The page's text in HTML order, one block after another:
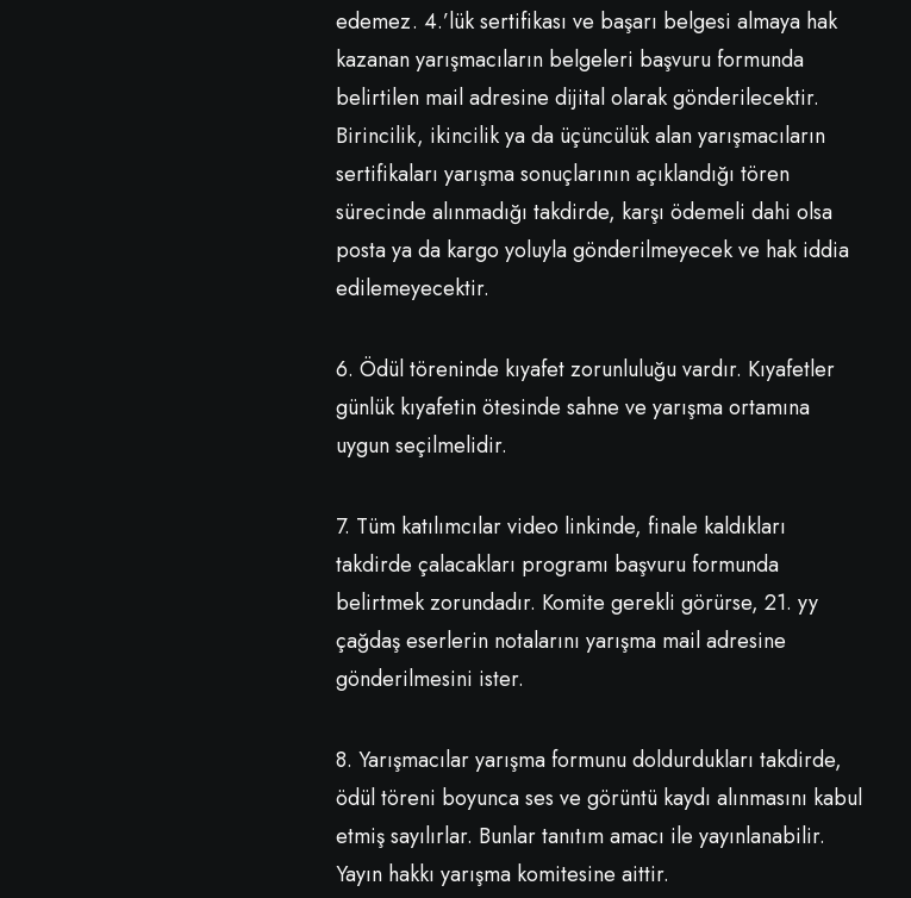
edemez. 4.’lük sertifikası ve başarı belgesi almaya hak
kazanan yarışmacıların belgeleri başvuru formunda
belirtilen mail adresine dijital olarak gönderilecektir.
Birincilik, ikincilik ya da üçüncülük alan yarışmacıların
sertifikaları yarışma sonuçlarının açıklandığı tören
sürecinde alınmadığı takdirde, karşı ödemeli dahi olsa
posta ya da kargo yoluyla gönderilmeyecek ve hak iddia
edilemeyecektir.
6. Ödül töreninde kıyafet zorunluluğu vardır. Kıyafetler
günlük kıyafetin ötesinde sahne ve yarışma ortamına
uygun seçilmelidir.
7. Tüm katılımcılar video linkinde, finale kaldıkları
takdirde çalacakları programı başvuru formunda
belirtmek zorundadır. Komite gerekli görürse, 21. yy
çağdaş eserlerin notalarını yarışma mail adresine
gönderilmesini ister.
8. Yarışmacılar yarışma formunu doldurdukları takdirde,
ödül töreni boyunca ses ve görüntü kaydı alınmasını kabul
etmiş sayılırlar. Bunlar tanıtım amacı ile yayınlanabilir.
Yayın hakkı yarışma komitesine aittir.